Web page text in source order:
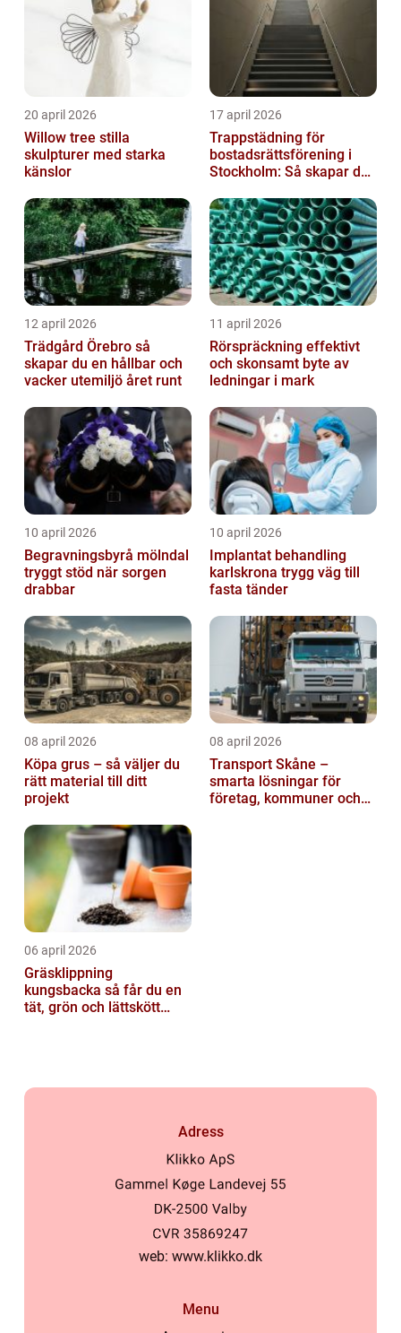
20 april 2026
Willow tree stilla
skulpturer med starka
känslor
17 april 2026
Trappstädning för
bostadsrättsförening i
Stockholm: Så skapar du
trapphus...
12 april 2026
Trädgård Örebro så
skapar du en hållbar och
vacker utemiljö året runt
11 april 2026
Rörspräckning effektivt
och skonsamt byte av
ledningar i mark
10 april 2026
Begravningsbyrå mölndal
tryggt stöd när sorgen
drabbar
10 april 2026
Implantat behandling
karlskrona trygg väg till
fasta tänder
08 april 2026
Köpa grus – så väljer du
rätt material till ditt
projekt
08 april 2026
Transport Skåne –
smarta lösningar för
företag, kommuner och
06 april 2026
Gräsklippning
kungsbacka så får du en
tät, grön och lättskött
Adress
web: www.klikko.dk
Menu